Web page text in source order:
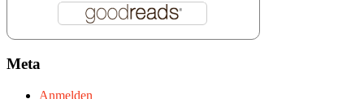
Meta
Anmelden